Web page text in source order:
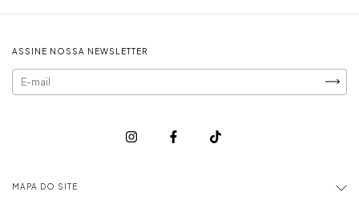
ASSINE NOSSA NEWSLETTER
MAPA DO SITE